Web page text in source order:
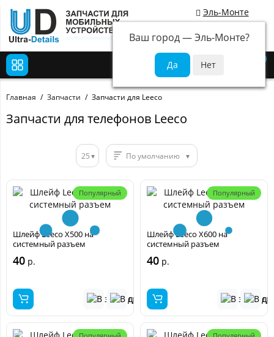
Эль-Монте
Ваш город —Эль-Монте?
Главная Запчасти Запчасти для Leeco
Запчасти для телефонов Leeco
25 По умолчанию
Популярный
Шлейф Leeco X500 на
системный разъем
40 р.
Популярный
Шлейф Leeco X600 на
системный разъем
40 р.